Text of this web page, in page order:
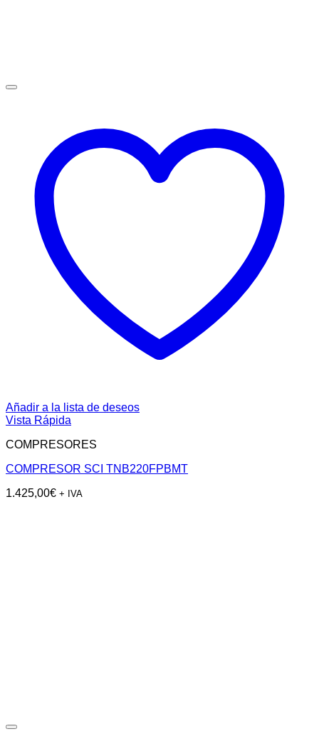
Añadir a la lista de deseos
Vista Rápida
COMPRESORES
COMPRESOR SCI TNB220FPBMT
1.425,00€ + IVA